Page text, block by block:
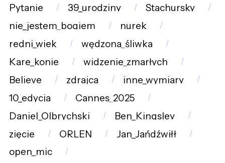
Pytanie
39_urodziny
Stachursky
nie_jestem_bogiem
nurek
redni_wiek
wędzona_śliwka
Kare_konie
widzenie_zmarłych
Believe
zdrajca
inne_wymiary
10_edycja
Cannes_2025
Daniel_Olbrychski
Ben_Kingsley
zięcie
ORLEN
Jan_Jańdźwiłł
open_mic